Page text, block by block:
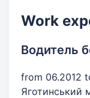
Work
Водитель
from 06.2012
Яготинський